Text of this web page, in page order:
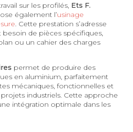
sur les profilés, Ets F.
également l’usinage
. Cette prestation s’adresse
besoin de pièces spécifiques,
ou un cahier des charges
permet de produire des
en aluminium, parfaitement
mécaniques, fonctionnelles et
industriels. Cette approche
intégration optimale dans les